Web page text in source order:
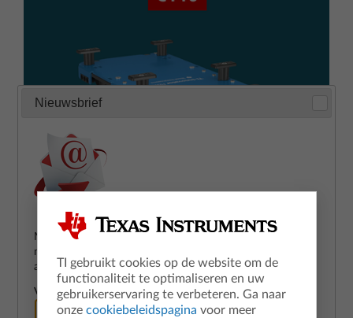
Breng beweging in de klas
Laat jouw leerlingen de robotauto TI-
Innovator™ Rover aansturen met hun eigen
grafische rekenmachine en de TI-Innovator™
TI gebruikt cookies op de website om de
functionaliteit te optimaliseren en uw
gebruikerservaring te verbeteren. Ga naar
onze cookiebeleidspagina voor meer
Nieuwsbrief
Meld aan voor onze nieuwsbrief en ontvang het laatste
nieuws over trainingen, TI-technologie en speciale
aanbiedingen voor leraren!
Voornaam*